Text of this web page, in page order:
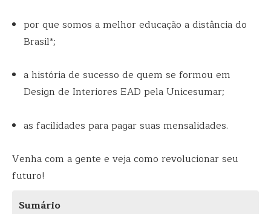
por que somos a melhor educação a distância do
Brasil*;
a história de sucesso de quem se formou em
Design de Interiores EAD pela Unicesumar;
as facilidades para pagar suas mensalidades.
Venha com a gente e veja como revolucionar seu
futuro!
Sumário